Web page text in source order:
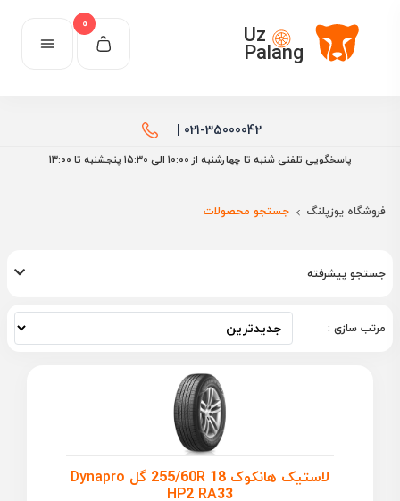
Uz
Palang
0
021-35000042 |
پاسخگویی تلفنی شنبه تا چهارشنبه از 10:00 الی ۱۵:30 پنجشنبه تا 13:00
فروشگاه یوزپلنگ جستجو محصولات
جستجو پیشرفته
مرتب سازی :
لاستیک هانکوک 255/60R 18 گل Dynapro
HP2 RA33